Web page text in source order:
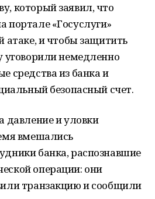
который заявил, что
«Госуслуги»
атаке, и чтобы защитить
уговорили немедленно
средства из банка и
безопасный счет.
давление и уловки
вмешались
банка, распознавшие
операции: они
транзакцию и сообщили